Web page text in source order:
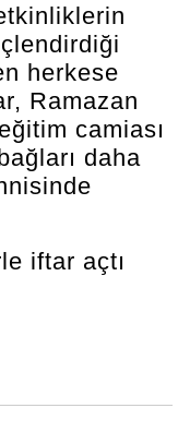
herkese
Ramazan
camiası
daha